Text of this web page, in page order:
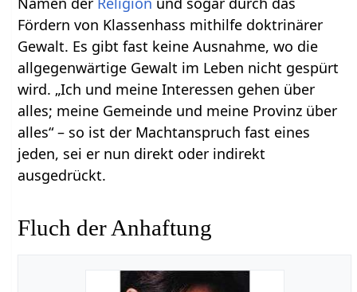
Fördern von Klassenhass mithilfe doktrinärer
Gewalt. Es gibt fast keine Ausnahme, wo die
allgegenwärtige Gewalt im Leben nicht gespürt
wird. „Ich und meine Interessen gehen über
alles; meine Gemeinde und meine Provinz über
alles“ – so ist der Machtanspruch fast eines
jeden, sei er nun direkt oder indirekt
ausgedrückt.
Fluch der Anhaftung